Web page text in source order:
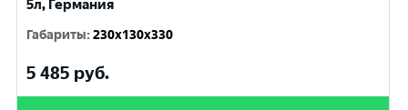
5л, Германия
Габариты:230x130x330
5 485 руб.